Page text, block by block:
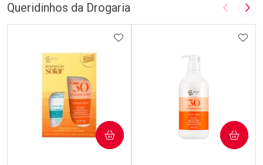
Queridinhos da Drogaria Imagem
ADICIONAR AOS FAVORITOS
COMPRAR COMPRAR